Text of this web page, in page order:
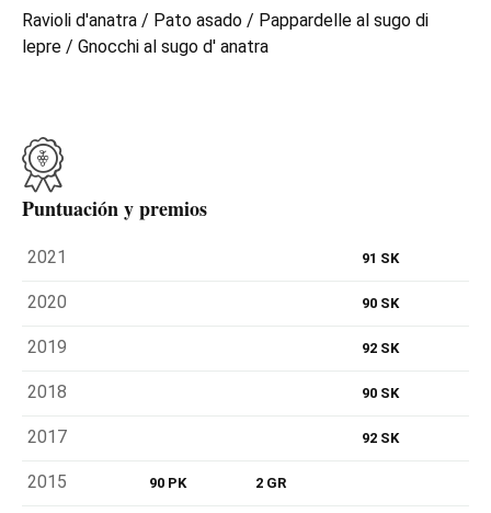
Ravioli d'anatra / Pato asado / Pappardelle al sugo di
lepre / Gnocchi al sugo d' anatra
Puntuación y premios
2021 91 SK
2020 90 SK
2019 92 SK
2018 90 SK
2017 92 SK
2015 90 PK 2 GR